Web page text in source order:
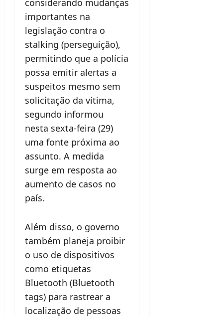
importantes na
legislação contra o
stalking (perseguição),
permitindo que a polícia
possa emitir alertas a
suspeitos mesmo sem
solicitação da vítima,
segundo informou
nesta sexta-feira (29)
uma fonte próxima ao
assunto. A medida
surge em resposta ao
aumento de casos no
país.
Além disso, o governo
também planeja proibir
o uso de dispositivos
como etiquetas
Bluetooth (Bluetooth
tags) para rastrear a
localização de pessoas